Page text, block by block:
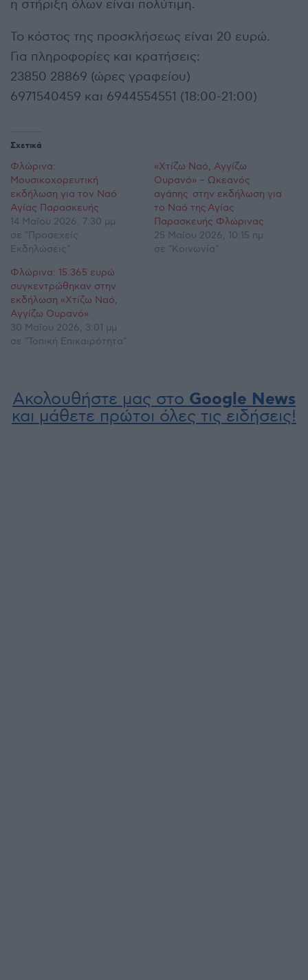
η στήριξη όλων είναι πολύτιμη.
Το κόστος της προσκλήσεως είναι 20 ευρώ.
Για πληροφορίες και κρατήσεις:
23850 28869 (ώρες γραφείου)
6971540459 και 6944554551 (18:00-21:00)
Σχετικά
Φλώρινα:
Μουσικοχορευτική
εκδήλωση για τον Ναό
Αγίας Παρασκευής
14 Μαΐου 2026, 7:30 μμ
σε "Προσεχείς
Εκδηλώσεις"
«Χτίζω Ναό, Αγγίζω
Ουρανό» – Ωκεανός
αγάπης στην εκδήλωση για
το Ναό της Αγίας
Παρασκευής Φλώρινας
25 Μαΐου 2026, 10:15 πμ
σε "Κοινωνία"
Φλώρινα: 15.365 ευρώ
συγκεντρώθηκαν στην
εκδήλωση «Χτίζω Ναό,
Αγγίζω Ουρανό»
30 Μαΐου 2026, 3:01 μμ
σε "Τοπική Επικαιρότητα"
Ακολουθήστε μας στο Google News
και μάθετε πρώτοι όλες τις ειδήσεις!